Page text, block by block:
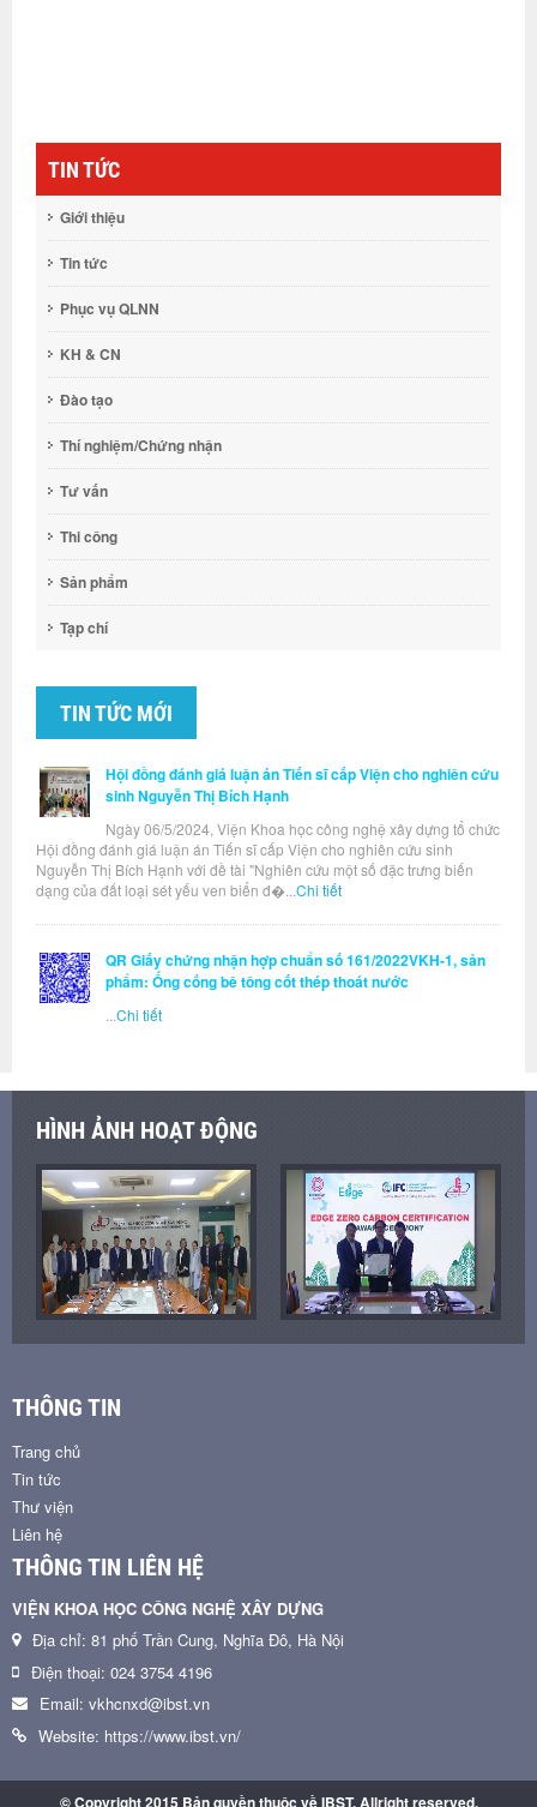
TIN TỨC
Giới thiệu
Tin tức
Phục vụ QLNN
KH & CN
Đào tạo
Thí nghiệm/Chứng nhận
Tư vấn
Thi công
Sản phẩm
Tạp chí
TIN TỨC MỚI
Hội đồng đánh giá luận án Tiến sĩ cấp Viện cho nghiên cứu
sinh Nguyễn Thị Bích Hạnh
Ngày 06/5/2024, Viện Khoa học công nghệ xây dựng tổ chức
Hội đồng đánh giá luận án Tiến sĩ cấp Viện cho nghiên cứu sinh
Nguyễn Thị Bích Hạnh với đề tài "Nghiên cứu một số đặc trưng biến
dạng của đất loại sét yếu ven biển đ�... Chi tiết
QR Giấy chứng nhận hợp chuẩn số 161/2022VKH-1, sản
phẩm: Ống cống bê tông cốt thép thoát nước
Chi tiết
HÌNH ẢNH HOẠT ĐỘNG
THÔNG TIN
Trang chủ
Tin tức
Thư viện
Liên hệ
THÔNG TIN LIÊN HỆ
VIỆN KHOA HỌC CÔNG NGHỆ XÂY DỰNG
Địa chỉ: 81 phố Trần Cung, Nghĩa Đô, Hà Nội
Điện thoại: 024 3754 4196
Email: vkhcnxd@ibst.vn
Website: https://www.ibst.vn/
© Copyright 2015 Bản quyền thuộc về IBST. Allright reserved.